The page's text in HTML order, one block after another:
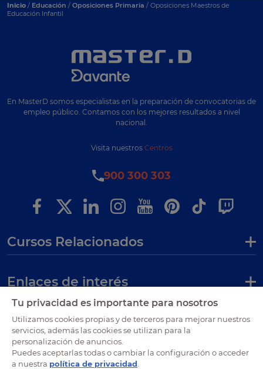
Inicio / Educación / Oposiciones Primaria / Oposiciones Maestros de
Educación Infantil
En MasterD somos especialistas en la preparación de convocatorias de
empleo público. Contamos con los mejores resultados a nivel
nacional.
Visita nuestros Centros
900 300 303
Cursos Relacionados
Enlaces de interés
Certificaciones
Tu privacidad es importante para nosotros
Utilizamos cookies propias y de terceros para mejorar nuestros
servicios, además las cookies se utilizan para la
personalización de anuncios.
Puedes aceptarlas todas o cambiar la configuración o acceder
a nuestra política de privacidad